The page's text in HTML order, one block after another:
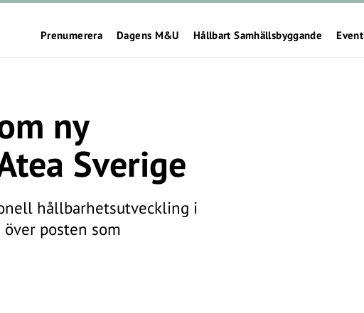
Prenumerera Dagens M&U Hållbart Samhällsbyggande Event
ny
Sverige
hållbarhetsutveckling i
posten som